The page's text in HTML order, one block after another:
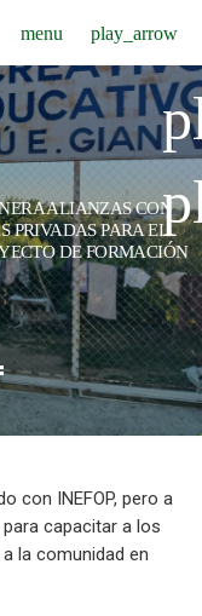
menu play_arrow
ALIANZAS CON
PRIVADAS PARA EL
DE FORMACIÓN
con INEFOP, pero a
capacitar a los
la comunidad en